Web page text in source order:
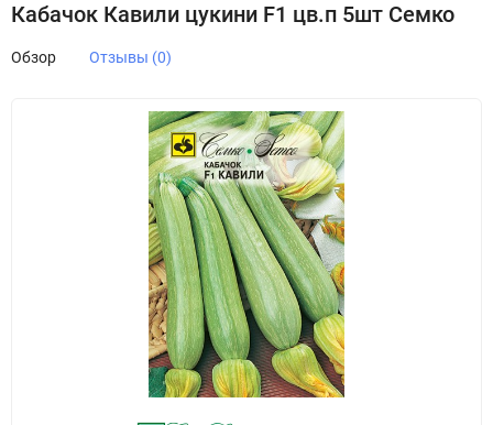
Кабачок Кавили цукини F1 цв.п 5шт Семко
Обзор Отзывы (0)